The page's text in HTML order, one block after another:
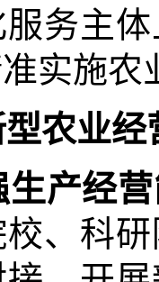
务主
实施农
农业
生产经
、科